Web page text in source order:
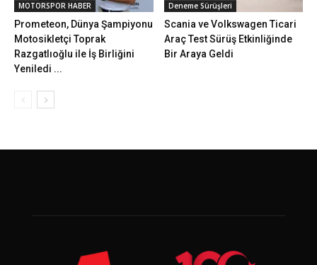
MOTORSPOR HABER
Prometeon, Dünya Şampiyonu
Motosikletçi Toprak
Razgatlıoğlu ile İş Birliğini
Yeniledi ...
Deneme Sürüşleri
Scania ve Volkswagen Ticari
Araç Test Sürüş Etkinliğinde
Bir Araya Geldi